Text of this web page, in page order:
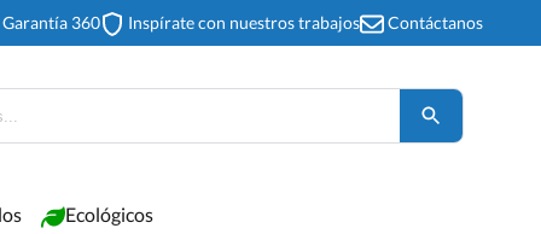
Garantía 360 Inspírate con nuestros trabajos Contáctanos
Ecológicos